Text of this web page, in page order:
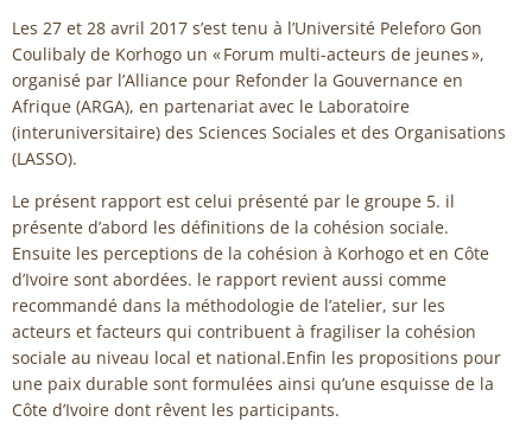
Les 27 et 28 avril 2017 s’est tenu à l’Université Peleforo Gon
Coulibaly de Korhogo un « Forum multi-acteurs de jeunes »,
organisé par l’Alliance pour Refonder la Gouvernance en
Afrique (ARGA), en partenariat avec le Laboratoire
(interuniversitaire) des Sciences Sociales et des Organisations
(LASSO).
Le présent rapport est celui présenté par le groupe 5. il
présente d’abord les définitions de la cohésion sociale.
Ensuite les perceptions de la cohésion à Korhogo et en Côte
d’Ivoire sont abordées. le rapport revient aussi comme
recommandé dans la méthodologie de l’atelier, sur les
acteurs et facteurs qui contribuent à fragiliser la cohésion
sociale au niveau local et national.Enfin les propositions pour
une paix durable sont formulées ainsi qu’une esquisse de la
Côte d’Ivoire dont rêvent les participants.